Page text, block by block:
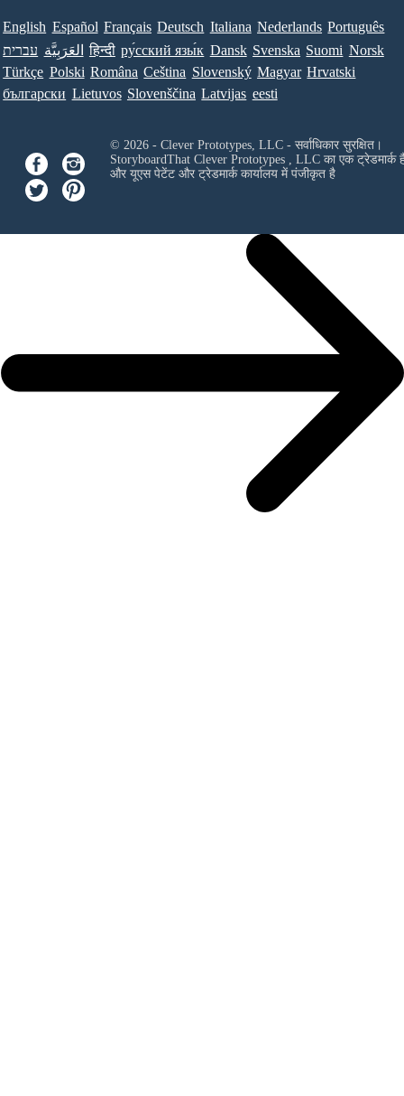
English Español Français Deutsch Italiana Nederlands Português
עברית العَرَبِيَّة हिन्दी ру́сский язы́к Dansk Svenska Suomi Norsk
Türkçe Polski Româna Ceština Slovenský Magyar Hrvatski
български Lietuvos Slovenščina Latvijas eesti
© 2026 - Clever Prototypes, LLC - सर्वाधिकार सुरक्षित।
StoryboardThat Clever Prototypes , LLCका एक ट्रेडमार्क
और यूएस पेटेंट और ट्रेडमार्क कार्यालय में पंजीकृत है